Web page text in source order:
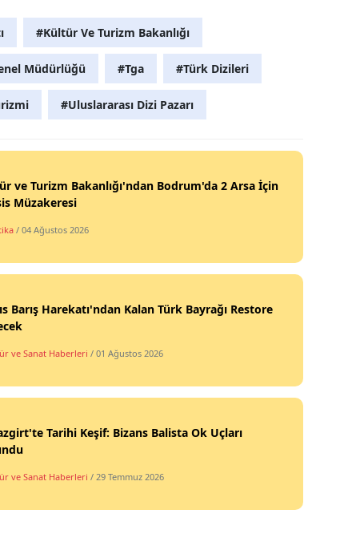
#Kültür Ve Turizm Bakanlığı
Müdürlüğü #Tga #Türk Dizileri
#Uluslararası Dizi Pazarı
ve Turizm Bakanlığı'ndan Bodrum'da 2 Arsa İçin
Müzakeresi
/ 04 Ağustos 2026
Barış Harekatı'ndan Kalan Türk Bayrağı Restore
ve Sanat Haberleri / 01 Ağustos 2026
Tarihi Keşif: Bizans Balista Ok Uçları
ve Sanat Haberleri / 29 Temmuz 2026